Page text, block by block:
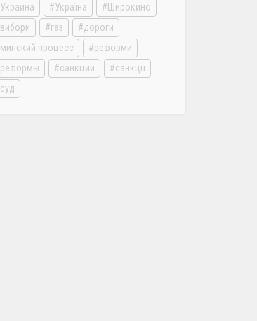
Украина
Україна
Широкино
вибори
газ
дороги
минский процесс
реформи
реформы
санкции
санкції
суд